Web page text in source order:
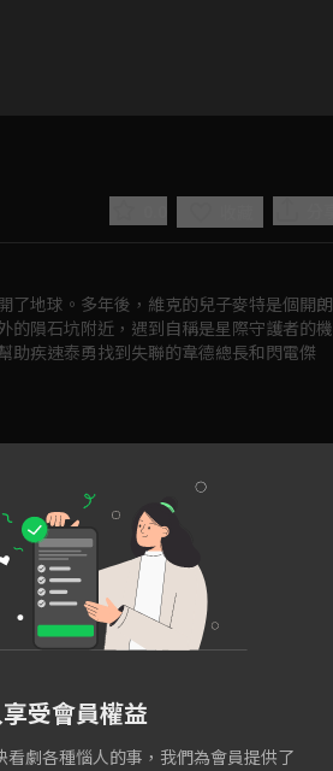
了地球。多年後，維克的兒子麥特是個開朗
的隕石坑附近，遇到自稱是星際守護者的機
助疾速泰勇找到失聯的韋德總長和閃電傑
！
受會員權益
看劇各種惱人的事，我們為會員提供了